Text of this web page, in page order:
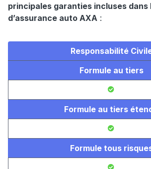
principales garanties incluses dans
d’assurance auto AXA :
Responsabilité
Formule au tiers
Formule au tiers
Formule tous